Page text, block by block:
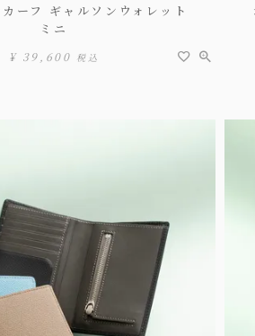
ーフ ギャルソンウォレット
ミニ
¥ 39,600 税込